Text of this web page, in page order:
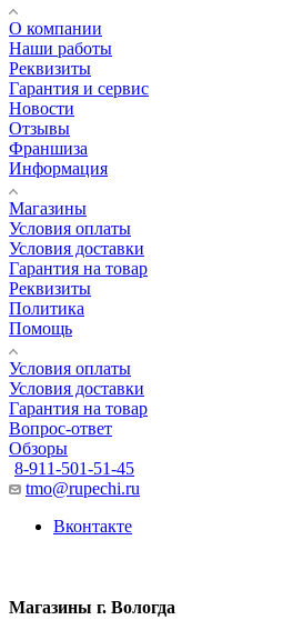
О компании
Наши работы
Реквизиты
Гарантия и сервис
Новости
Отзывы
Франшиза
Информация
Магазины
Условия оплаты
Условия доставки
Гарантия на товар
Реквизиты
Политика
Помощь
Условия оплаты
Условия доставки
Гарантия на товар
Вопрос-ответ
Обзоры
8-911-501-51-45
tmo@rupechi.ru
Вконтакте
Магазины г. Вологда